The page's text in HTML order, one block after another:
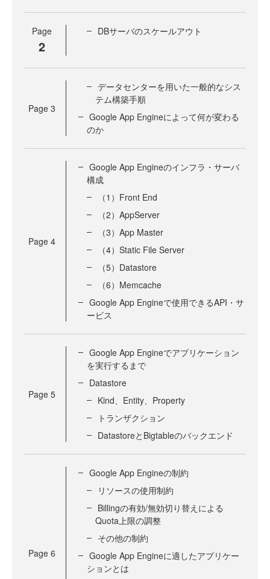
Page
2
DBサーバのスケールアウト
Page 3
データセンターを用いた一般的なシス
テム構築手順
Google App Engineによって何が変わる
のか
Page 4
Google App Engineのインフラ・サーバ
構成
（1）Front End
（2）AppServer
（3）App Master
（4）Static File Server
（5）Datastore
（6）Memcache
Google App Engineで使用できるAPI・サ
ービス
Page 5
Google App Engineでアプリケーション
を実行するまで
Datastore
Kind、Entity、Property
トランザクション
DatastoreとBigtableのバックエンド
Page 6
Google App Engineの制約
リソースの使用制約
Billingの有効/無効切り替えによる
Quota上限の調整
その他の制約
Google App Engineに適したアプリケー
ションとは